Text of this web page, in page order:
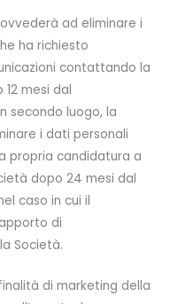
ad eliminare i
ha richiesto
contattando la
mesi dal
secondo luogo, la
i dati personali
propria candidatura a
dopo 24 mesi dal
caso in cui il
di
Società.
di marketing della